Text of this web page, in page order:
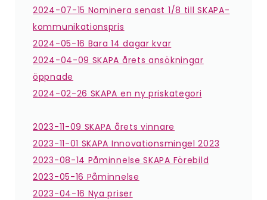
2024-07-15 Nominera senast 1/8 till SKAPA-
kommunikationspris
2024-05-16 Bara 14 dagar kvar
2024-04-09 SKAPA årets ansökningar
öppnade
2024-02-26 SKAPA en ny priskategori
2023-11-09 SKAPA årets vinnare
2023-11-01 SKAPA Innovationsmingel 2023
2023-08-14 Påminnelse SKAPA Förebild
2023-05-16 Påminnelse
2023-04-16 Nya priser